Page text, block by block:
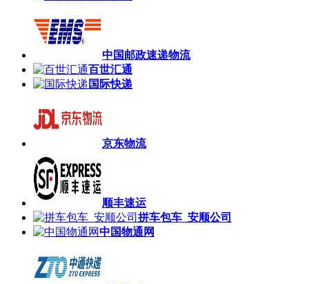
中国邮政速递物流
百世汇通
国际快递
京东物流
顺丰速运
拼车包车_安顺公司
中国物通网